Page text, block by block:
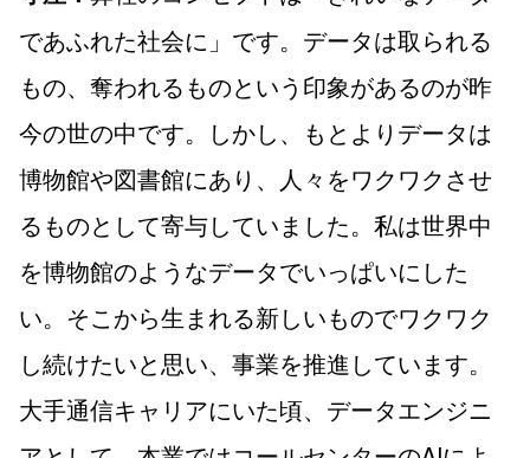
であふれた社会に」です。データは取られる
もの、奪われるものという印象があるのが昨
今の世の中です。しかし、もとよりデータは
博物館や図書館にあり、人々をワクワクさせ
るものとして寄与していました。私は世界中
を博物館のようなデータでいっぱいにした
い。そこから生まれる新しいものでワクワク
し続けたいと思い、事業を推進しています。
大手通信キャリアにいた頃、データエンジニ